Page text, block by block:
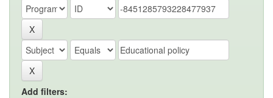
Add filters: